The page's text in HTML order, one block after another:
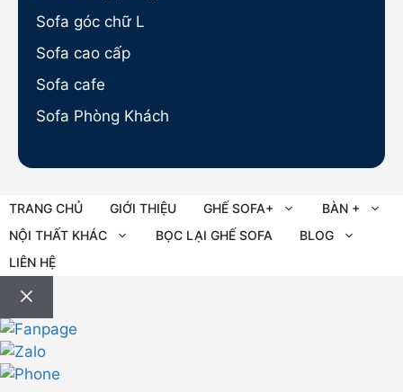
Sofa góc chữ L
Sofa cao cấp
Sofa cafe
Sofa Phòng Khách
TRANG CHỦ GIỚI THIỆU GHẾ SOFA+
BÀN +
NỘI THẤT KHÁC
BỌC LẠI GHẾ SOFA
BLOG
LIÊN HỆ
Đóng